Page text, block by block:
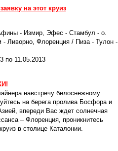
на этот круиз
- Измир, Эфес - Стамбул - о.
Ливорно, Флоренция / Пиза - Тулон -
по 11.05.2013
навстречу белоснежному
на берега пролива Босфора и
впереди Вас ждет солнечная
– Флоренция, проникнитесь
в столице Каталонии.